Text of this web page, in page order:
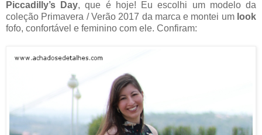
Piccadilly’s Day, que é hoje! Eu escolhi um modelo da
coleção Primavera / Verão 2017 da marca e montei um look
fofo, confortável e feminino com ele. Confiram: